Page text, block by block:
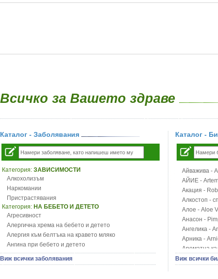
Всичко за Вашето здраве
Каталог - Заболявания
Категория: ЗАВИСИМОСТИ
Алкохолизъм
Наркомании
Пристрастявания
Категория: НА БЕБЕТО И ДЕТЕТО
Агресивност
Алергична хрема на бебето и детето
Алергия към белтъка на кравето мляко
Ангина при бебето и детето
Анемия при бебето и детето
Апетит - пълни деца
Виж всички заболявания
Каталог -
Айважива -
АЙИЕ -
Акация -
Алкостоп -
Алое - Aloe
Анасон -
Ангелика -
Арника -
Ароматна
Арония -
Виж всички